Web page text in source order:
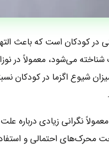
در کودکان است که
شناخته می‌شود، معمولاً
شیوع اگزما در کودکان
نگرانی زیادی درباره
محرک‌های احتمالی و